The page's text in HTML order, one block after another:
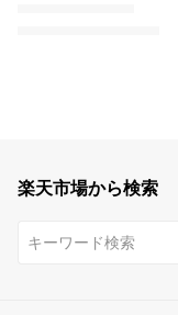
楽天市場から検索